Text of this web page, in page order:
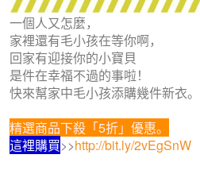
一個人又怎麼，
家裡還有毛小孩在等你啊，
回家有迎接你的小寶貝
是件在幸福不過的事啦！
快來幫家中毛小孩添購幾件新衣。
精選商品下殺「5折」優惠。
這裡購買>>http://bit.ly/2vEgSnW